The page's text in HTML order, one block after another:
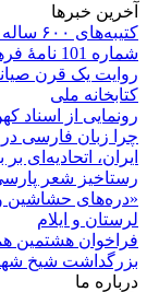
آخرین خبرها
کتیبه‌های ۶۰۰ ساله فارسی در هندوستان
شماره 101 نامۀ فرهنگستان منتشر شد
روایت یک قرن
کتابخانه ملی
رونمایی از اسناد
چرا زبان فارسی
ایران، اتحادیه‌ای
رستاخیز شعر
«دره‌های حشاشین و
لرستان و ایلام
فراخوان هشتمین
بزرگداشت شیخ
درباره ما